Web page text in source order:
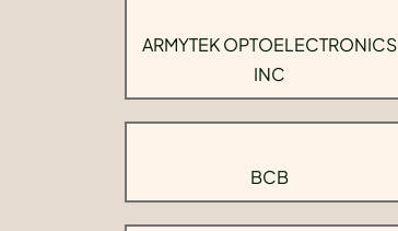
ARMYTEK OPTOELECTRONICS
INC
BCB